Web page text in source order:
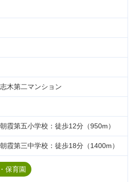
木第二マンション
霞第五小学校：徒歩12分（950m）
霞第三中学校：徒歩18分（1400m）
保育園